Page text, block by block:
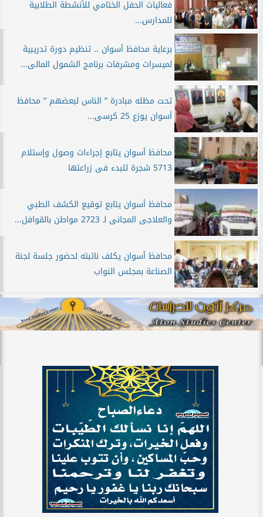
فعاليات الحفل الختامي للأنشطة الطلابية
للمدارس...
برعاية محافظ أسوان .. تنظيم دورة تدريبية
لميسرات ومشرفات برنامج الشمول المالى...
تحت مظله مبادرة ” الناس لبعضهم ” محافظ
أسوان يوزع 25 كرسى...
محافظ أسوان يتابع إجراءات وصول وإستلام
5713 شجرة للبدء فى زراعتها
محافظ أسوان يتابع توقيع الكشف الطبي
والعلاجى المجانى لـ 2723 مواطن بالقوافل...
محافظ أسوان يكلف نائبته لحضور جلسة لجنة
الصناعة بمجلس النواب